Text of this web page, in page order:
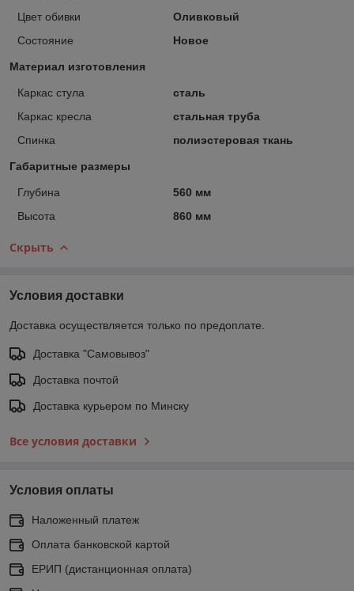
Цвет обивки
Оливковый
Состояние
Новое
Материал изготовления
Каркас стула
сталь
Каркас кресла
стальная труба
Спинка
полиэстеровая ткань
Габаритные размеры
Глубина
560 мм
Высота
860 мм
Скрыть
Условия доставки
Доставка осуществляется только по предоплате.
Доставка "Самовывоз"
Доставка почтой
Доставка курьером по Минску
Все условия доставки
Условия оплаты
Наложенный платеж
Оплата банковской картой
ЕРИП (дистанционная оплата)